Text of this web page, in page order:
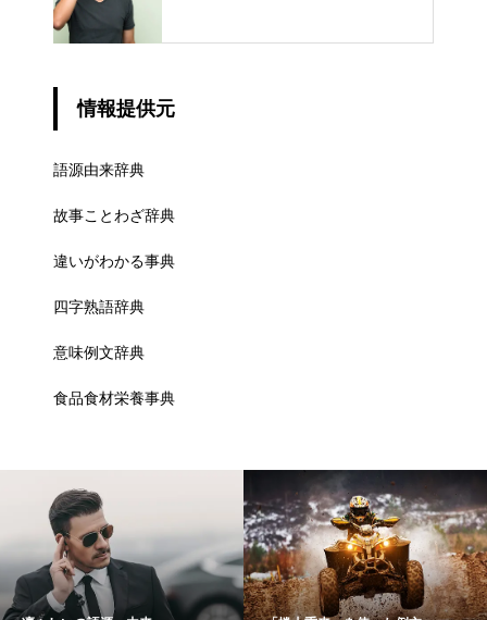
情報提供元
語源由来辞典
故事ことわざ辞典
違いがわかる事典
四字熟語辞典
意味例文辞典
食品食材栄養事典